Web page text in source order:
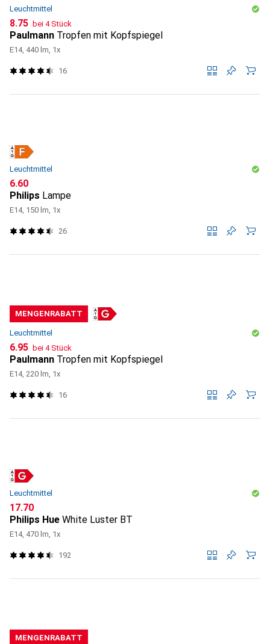
Leuchtmittel
CHF
8.75 bei 4 Stück
Paulmann Tropfen mit Kopfspiegel
E14, 440 lm, 1x
16
Leuchtmittel
CHF
6.60
Philips Lampe
E14, 150 lm, 1x
26
MENGENRABATT
Leuchtmittel
CHF
6.95 bei 4 Stück
Paulmann Tropfen mit Kopfspiegel
E14, 220 lm, 1x
16
Leuchtmittel
CHF
17.70
Philips Hue White Luster BT
E14, 470 lm, 1x
192
MENGENRABATT